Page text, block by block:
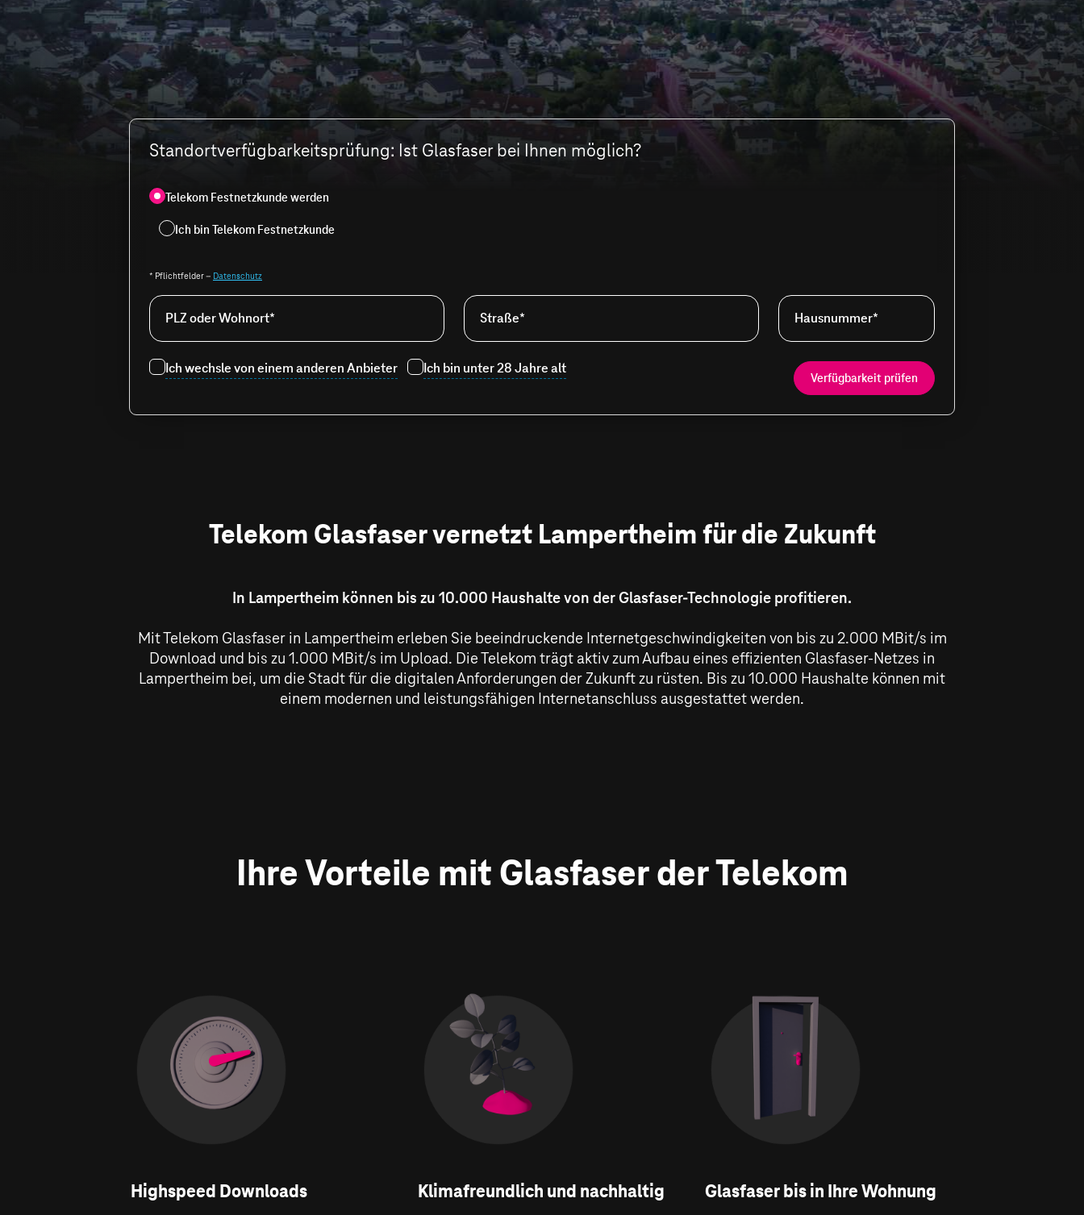
Standortverfügbarkeitsprüfung: Ist Glasfaser bei Ihnen möglich?
Telekom Festnetzkunde werden
Ich bin Telekom Festnetzkunde
* Pflichtfelder – Datenschutz
PLZ oder Wohnort* Straße* Hausnummer*
Ich wechsle von einem anderen Anbieter Ich bin unter 28 Jahre alt
Verfügbarkeit prüfen
Telekom Glasfaser vernetzt Lampertheim für die Zukunft
In Lampertheim können bis zu 10.000 Haushalte von der Glasfaser-Technologie profitieren.
Mit Telekom Glasfaser in Lampertheim erleben Sie beeindruckende Internetgeschwindigkeiten von bis zu 2.000 MBit/s im
Download und bis zu 1.000 MBit/s im Upload. Die Telekom trägt aktiv zum Aufbau eines effizienten Glasfaser-Netzes in
Lampertheim bei, um die Stadt für die digitalen Anforderungen der Zukunft zu rüsten. Bis zu 10.000 Haushalte können mit
einem modernen und leistungsfähigen Internetanschluss ausgestattet werden.
Ihre Vorteile mit Glasfaser der Telekom
Highspeed Downloads Klima­freundlich und nachhaltig Glasfaser bis in Ihre Wohnung